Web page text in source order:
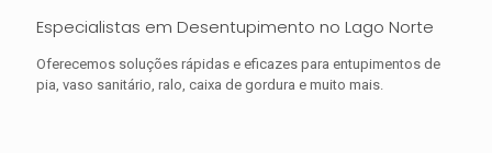
Especialistas em Desentupimento no Lago Norte
Oferecemos soluções rápidas e eficazes para entupimentos de
pia, vaso sanitário, ralo, caixa de gordura e muito mais.